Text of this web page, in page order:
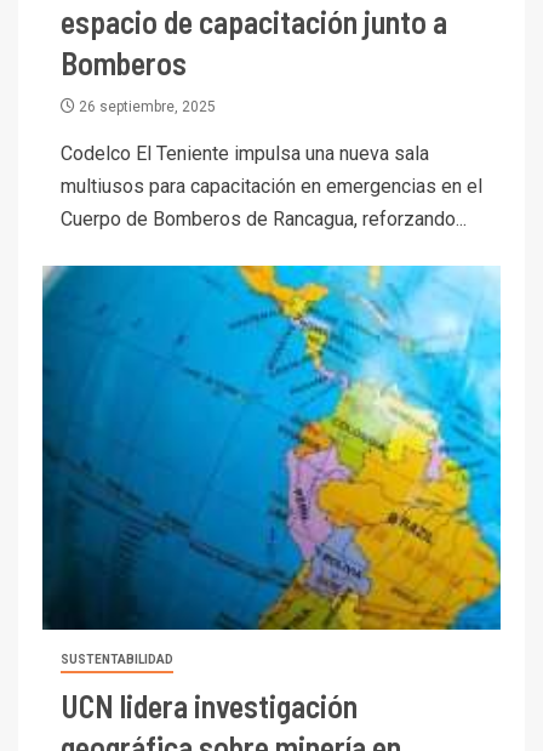
espacio de capacitación junto a
Bomberos
26 septiembre, 2025
Codelco El Teniente impulsa una nueva sala
multiusos para capacitación en emergencias en el
Cuerpo de Bomberos de Rancagua, reforzando...
SUSTENTABILIDAD
UCN lidera investigación